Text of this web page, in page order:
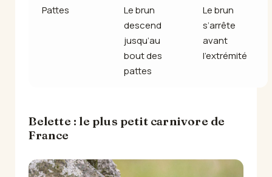
Pattes
Le brun
descend
jusqu’au
bout des
pattes
Le brun
s’arrête
avant
l’extrémité
Belette : le plus petit carnivore de
France